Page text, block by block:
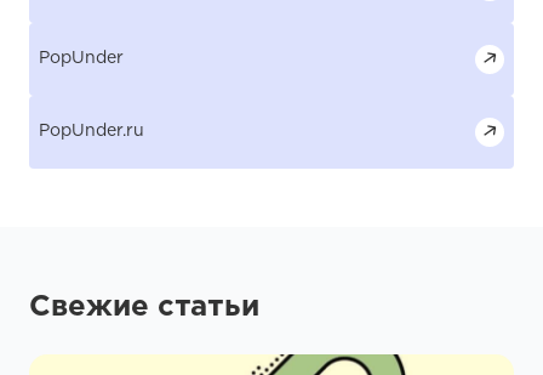
PopUnder
PopUnder.ru
Свежие статьи